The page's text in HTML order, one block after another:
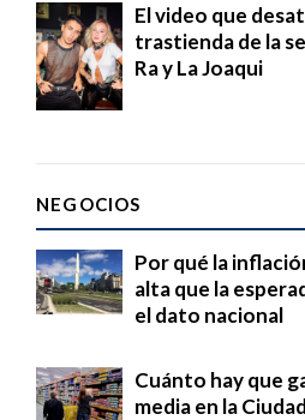
El video que
trastienda de la
Ra y La Joaqui
NEGOCIOS
Por qué la
alta que la
el dato nacional
Cuánto hay que
media en la